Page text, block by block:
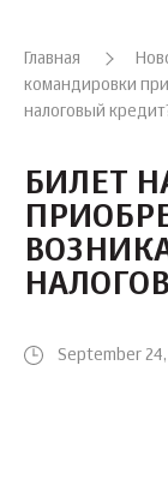
Главная
командировки
налоговый
БИЛЕТ
September 24,